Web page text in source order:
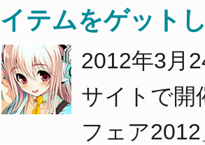
イテムをゲット
2012年3月
サイトで開
フェア